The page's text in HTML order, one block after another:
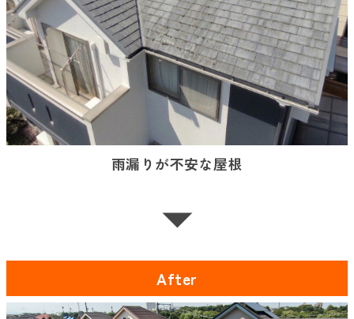
雨漏りが不安な屋根
After